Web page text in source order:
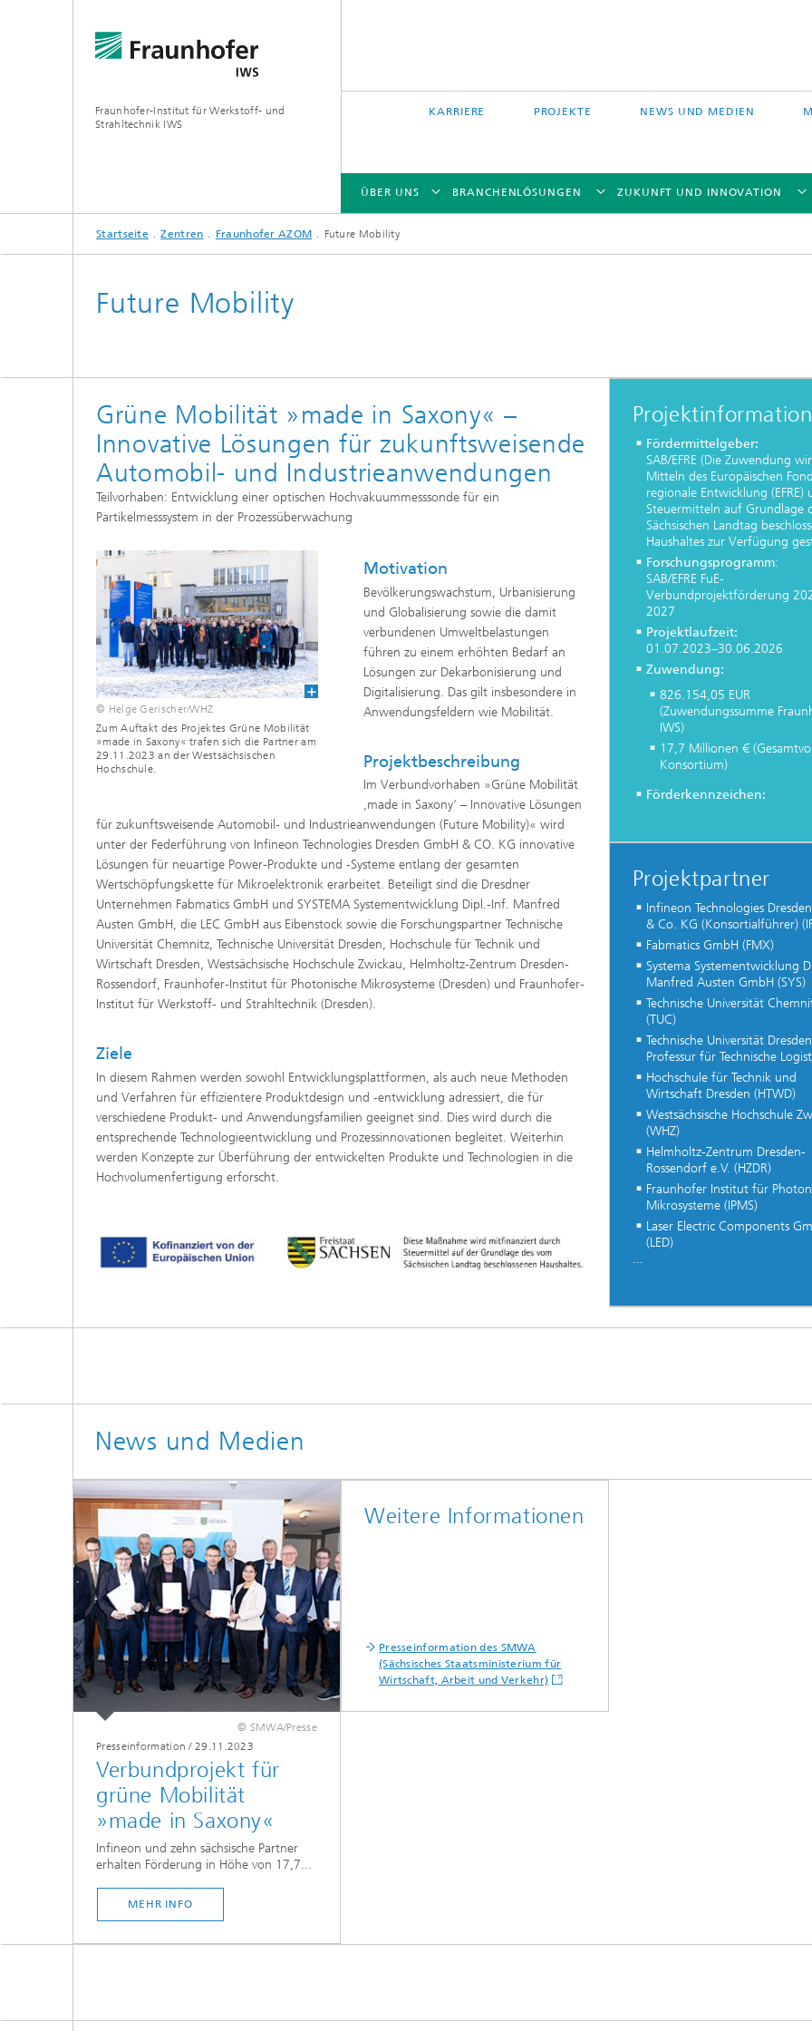
Fraunhofer-Institut für Werkstoff- und
Strahltechnik IWS
KARRIERE PROJEKTE NEWS UND MEDIEN
ÜBER UNS
ÜBER UNS
BRANCHENLÖSUNGEN
BRANCHENLÖSUNGEN
ZUKUNFT UND INNOVATION
ZUKUNFT UND INNOVATION
TECHNOLOGIEN UND KOMPETENZEN
Reaktive Multischichten
Tribologische und Funktionale
Schichtcharakterisierung
PVD-Schichten
Tribologische Systeme
Pulverbettverfahren und Drucken
Wärmebehandlung und
Beschichten
Mikro- und Biosystemtechnik
Echtzeitverarbeitung und
Datenmanagement
Optische Inspektionstechnik
Startseite Zentren Fraunhofer AZOM Future Mobility
Future Mobility
Grüne Mobilität »made in Saxony« –
Innovative Lösungen für zukunftsweisende
Automobil- und Industrieanwendungen
Teilvorhaben: Entwicklung einer optischen Hochvakuummesssonde für ein
Partikelmesssystem in der Prozessüberwachung
© Helge Gerischer/WHZ
Zum Auftakt des Projektes Grüne Mobilität
»made in Saxony« trafen sich die Partner am
29.11.2023 an der Westsächsischen
Hochschule.
Motivation
Bevölkerungswachstum, Urbanisierung
und Globalisierung sowie die damit
verbundenen Umweltbelastungen
führen zu einem erhöhten Bedarf an
Lösungen zur Dekarbonisierung und
Digitalisierung. Das gilt insbesondere in
Anwendungsfeldern wie Mobilität.
Projektbeschreibung
Im Verbundvorhaben »Grüne Mobilität
‚made in Saxony‘ – Innovative Lösungen
für zukunftsweisende Automobil- und Industrieanwendungen (Future Mobility)« wird
unter der Federführung von Infineon Technologies Dresden GmbH & CO. KG innovative
Lösungen für neuartige Power-Produkte und -Systeme entlang der gesamten
Wertschöpfungskette für Mikroelektronik erarbeitet. Beteiligt sind die Dresdner
Unternehmen Fabmatics GmbH und SYSTEMA Systementwicklung Dipl.-Inf. Manfred
Austen GmbH, die LEC GmbH aus Eibenstock sowie die Forschungspartner Technische
Universität Chemnitz, Technische Universität Dresden, Hochschule für Technik und
Wirtschaft Dresden, Westsächsische Hochschule Zwickau, Helmholtz-Zentrum Dresden-
Rossendorf, Fraunhofer-Institut für Photonische Mikrosysteme (Dresden) und Fraunhofer-
Institut für Werkstoff- und Strahltechnik (Dresden).
Ziele
In diesem Rahmen werden sowohl Entwicklungsplattformen, als auch neue Methoden
und Verfahren für effizientere Produktdesign und -entwicklung adressiert, die für
verschiedene Produkt- und Anwendungsfamilien geeignet sind. Dies wird durch die
entsprechende Technologieentwicklung und Prozessinnovationen begleitet. Weiterhin
werden Konzepte zur Überführung der entwickelten Produkte und Technologien in die
Hochvolumenfertigung erforscht.
Fördermittelgeber:
SAB/EFRE (Die Zuwendung
Mitteln des Europäischen
regionale Entwicklung (EFRE)
Steuermitteln auf Grundlage
Sächsischen Landtag
Haushaltes zur Verfügung
Forschungsprogramm:
SAB/EFRE FuE-
Verbundprojektförderung
2027
Projektlaufzeit:
01.07.2023–30.06.2026
Zuwendung:
826.154,05 EUR
(Zuwendungssumme
IWS)
17,7 Millionen €
Konsortium)
Förderkennzeichen:
Projektpartner
Infineon Technologies
& Co. KG (Konsortialführer)
Fabmatics GmbH (FMX)
Systema Systementwicklung
Manfred Austen GmbH (SYS)
Technische Universität
(TUC)
Technische Universität
Professur für Technische
Hochschule für Technik und
Wirtschaft Dresden (HTWD)
Westsächsische Hochschule
(WHZ)
Helmholtz-Zentrum Dresden-
Rossendorf e.V. (HZDR)
Fraunhofer Institut für
Mikrosysteme (IPMS)
Laser Electric Components
(LED)
...
News und Medien
© SMWA/Presse
Presseinformation / 29.11.2023
Verbundprojekt für
grüne Mobilität
»made in Saxony«
Infineon und zehn sächsische Partner
erhalten Förderung in Höhe von 17,7...
MEHR INFO
Weitere Informationen
Presseinformation des SMWA
(Sächsisches Staatsministerium für
Wirtschaft, Arbeit und Verkehr)